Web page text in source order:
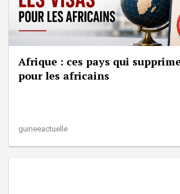
Afrique : ces pays qui
pour les africains
guineeactuelle